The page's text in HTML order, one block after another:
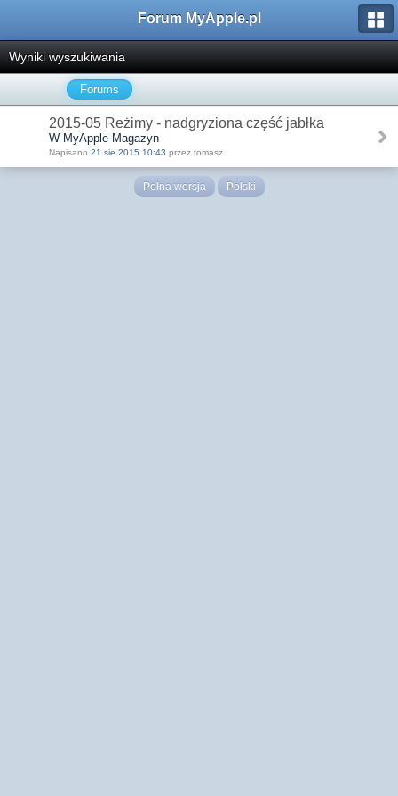
Forum MyApple.pl
Wyniki wyszukiwania
Forums
2015-05 Reżimy - nadgryziona część jabłka
W MyApple Magazyn
Napisano 21 sie 2015 10:43 przez tomasz
Pełna wersja Polski